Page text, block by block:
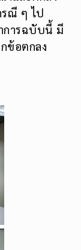
รณี ๆ ไป
การฉบับนี้ มี
ข้อตกลง